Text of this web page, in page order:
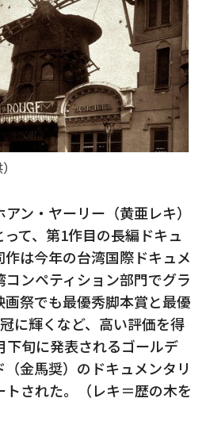
ン・ヤーリー（黄亜レキ）
て、第1作目の長編ドキュ
は今年の台湾国際ドキュメ
ンペティション部門でグラ
祭でも最優秀脚本賞と最優
に輝くなど、高い評価を得
下旬に発表されるゴールデ
金馬奨）のドキュメンタリ
された。（レキ＝歴の木を